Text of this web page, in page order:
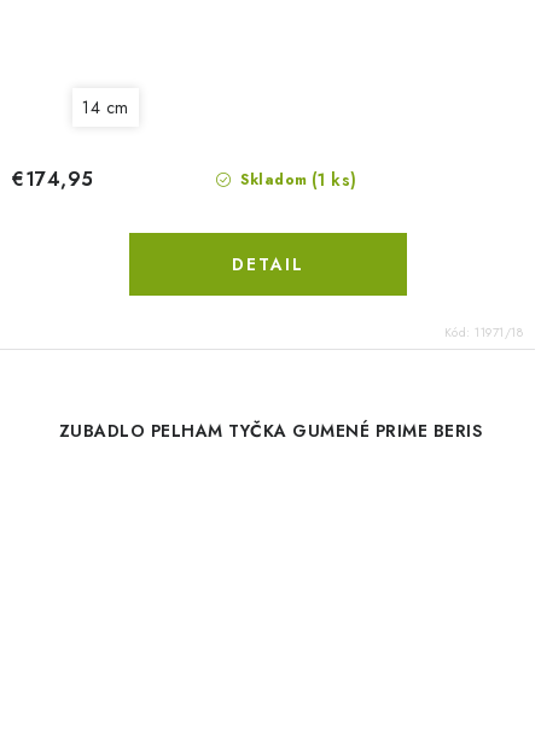
14 cm
Skladom (1 ks)
€174,95
DETAIL
Kód: 11971/18
ZUBADLO PELHAM TYČKA GUMENÉ PRIME BERIS